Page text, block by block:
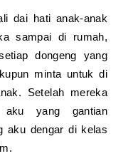
dai hati anak-anak
sampai di rumah,
dongeng yang
minta untuk di
Setelah mereka
aku yang gantian
aku dengar di kelas